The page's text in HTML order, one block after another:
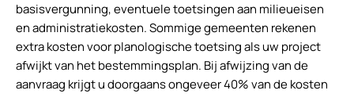
basisvergunning, eventuele toetsingen aan milieueisen
en administratiekosten. Sommige gemeenten rekenen
extra kosten voor planologische toetsing als uw project
afwijkt van het bestemmingsplan. Bij afwijzing van de
aanvraag krijgt u doorgaans ongeveer 40% van de kosten